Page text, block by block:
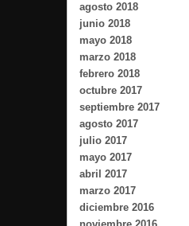
agosto 2018
junio 2018
mayo 2018
marzo 2018
febrero 2018
octubre 2017
septiembre 2017
agosto 2017
julio 2017
mayo 2017
abril 2017
marzo 2017
diciembre 2016